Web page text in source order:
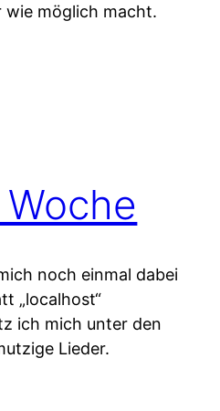
wie möglich macht.
noch einmal dabei
„localhost“
ich mich unter den
Lieder.